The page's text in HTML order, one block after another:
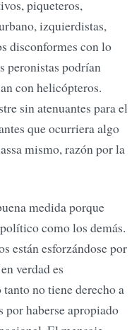
piqueteros,
izquierdistas,
disconformes con lo
peronistas podrían
con helicópteros.
sin atenuantes para el
que ocurriera algo
mismo, razón por la
medida porque
como los demás.
están esforzándose por
verdad es
no tiene derecho a
por haberse apropiado